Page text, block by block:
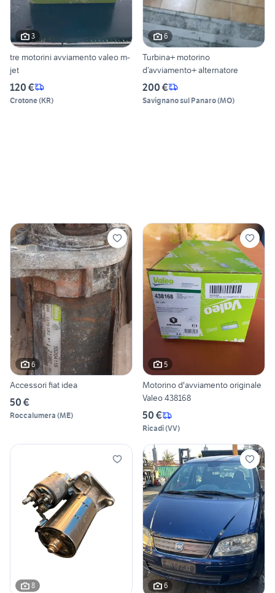
3
tre motorini avviamento valeo m-
jet
120 €
Crotone(KR)
6
Turbina+ motorino
d’avviamento+ alternatore
200 €
Savignano sul Panaro(MO)
6
Accessori fiat idea
50 €
Roccalumera (ME)
5
Motorino d'avviamento originale
Valeo 438168
50 €
Ricadi(VV)
8 6